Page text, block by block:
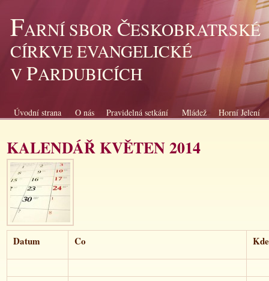
FARNÍ SBOR ČESKOBRATRSKÉ
CÍRKVE EVANGELICKÉ
VPARDUBICÍCH
Úvodní strana O nás Pravidelná setkání Mládež Horní Jelení
KALENDÁŘ KVĚTEN 2014
Datum Co Kde